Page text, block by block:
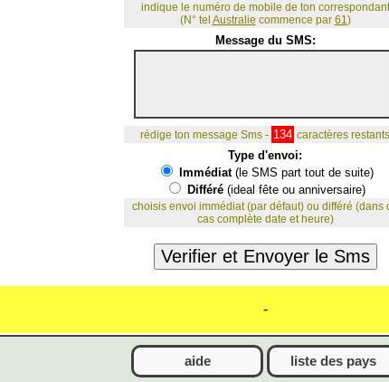
indique le numéro de mobile de ton correspondant
(N° tel Australie commence par 61)
Message du SMS:
rédige ton message Sms - 134 caractères restants
Type d'envoi:
Immédiat(le SMS part tout de suite)
Différé (ideal fête ou anniversaire)
choisis envoi immédiat (par défaut) ou différé (dans
cas complète date et heure)
-
aide liste des pays